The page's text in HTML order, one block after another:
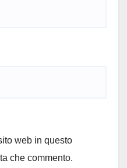
web in questo
che commento.